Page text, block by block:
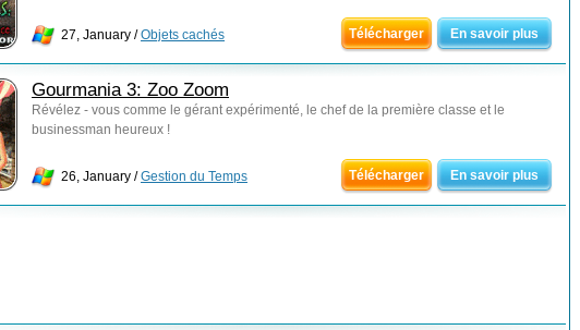
27, January /Objets cachés Télécharger En savoir plus
Gourmania 3: Zoo Zoom
Révélez - vous comme le gérant expérimenté, le chef de la première classe et le
businessman heureux !
26, January /Gestion du Temps Télécharger En savoir plus